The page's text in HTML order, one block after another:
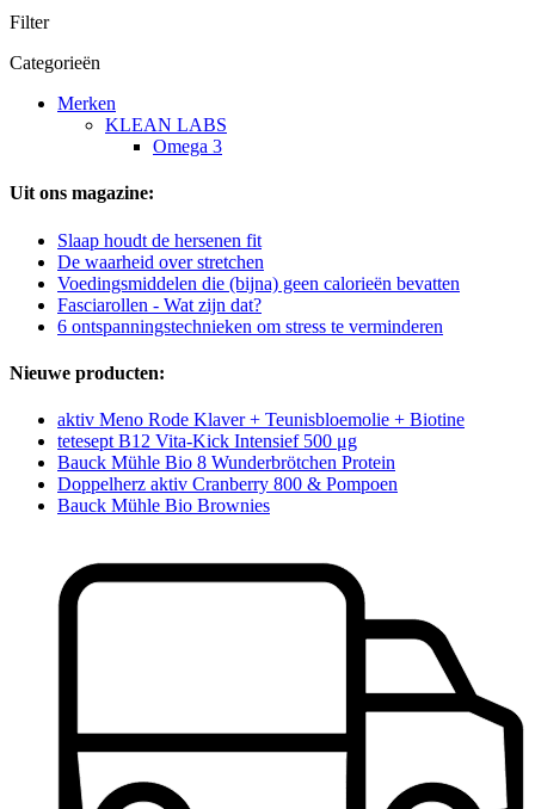
Filter
Categorieën
Merken
KLEAN LABS
Omega 3
Uit ons magazine:
Slaap houdt de hersenen fit
De waarheid over stretchen
Voedingsmiddelen die (bijna) geen calorieën bevatten
Fasciarollen - Wat zijn dat?
6 ontspanningstechnieken om stress te verminderen
Nieuwe producten:
aktiv Meno Rode Klaver + Teunisbloemolie + Biotine
tetesept B12 Vita-Kick Intensief 500 μg
Bauck Mühle Bio 8 Wunderbrötchen Protein
Doppelherz aktiv Cranberry 800 & Pompoen
Bauck Mühle Bio Brownies